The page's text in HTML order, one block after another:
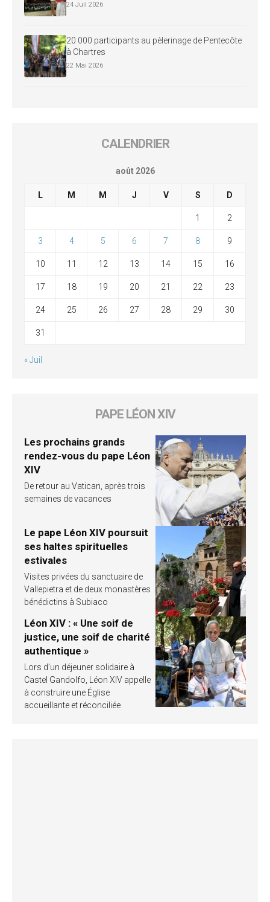
24 Juil 2026
20 000 participants au pèlerinage de Pentecôte
à Chartres
22 Mai 2026
CALENDRIER
août 2026
L M M J V S D
1 2
3 4 5 6 7 8 9
10 11 12 13 14 15 16
17 18 19 20 21 22 23
24 25 26 27 28 29 30
31
« Juil
PAPE LÉON XIV
Les prochains grands
rendez-vous du pape Léon
XIV
De retour au Vatican, après trois
semaines de vacances
Le pape Léon XIV poursuit
ses haltes spirituelles
estivales
Visites privées du sanctuaire de
Vallepietra et de deux monastères
bénédictins à Subiaco
Léon XIV : « Une soif de
justice, une soif de charité
authentique »
Lors d’un déjeuner solidaire à
Castel Gandolfo, Léon XIV appelle
à construire une Église
accueillante et réconciliée